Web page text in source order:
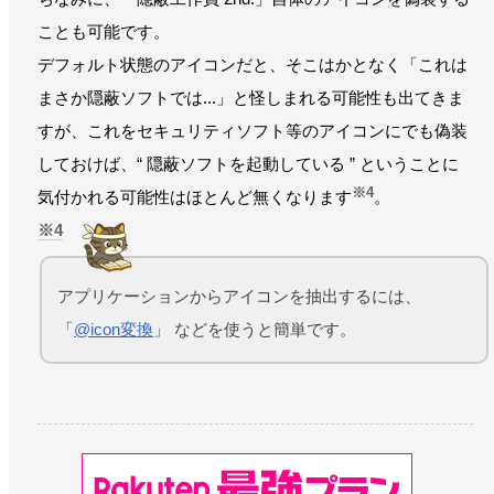
ことも可能です。
デフォルト状態のアイコンだと、そこはかとなく「これは
まさか隠蔽ソフトでは...」と怪しまれる可能性も出てきま
すが、これをセキュリティソフト等のアイコンにでも偽装
しておけば、“ 隠蔽ソフトを起動している ” ということに
気付かれる可能性はほとんど無くなります ※4。
4
アプリケーションからアイコンを抽出するには、
「@icon変換 」 などを使うと簡単です。